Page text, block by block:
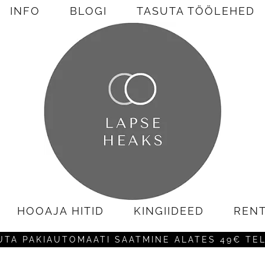
INFO BLOGI TASUTA TÖÖLEHED
HOOAJA HITID KINGIIDEED RENT
PAKIAUTOMAATI SAATMINE ALATES 49€